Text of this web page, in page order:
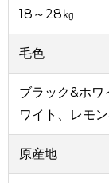
18～28㎏
毛色
ブラック&ホワ
ワイト、レモ
原産地